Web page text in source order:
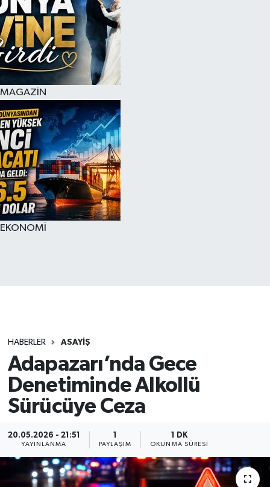
MAGAZİN
EKONOMİ
HABERLER ASAYİŞ
Adapazarı’nda Gece
Denetiminde Alkollü
Sürücüye Ceza
20.05.2026 - 21:51
YAYINLANMA
1
PAYLAŞIM
1 DK
OKUNMA SÜRESI